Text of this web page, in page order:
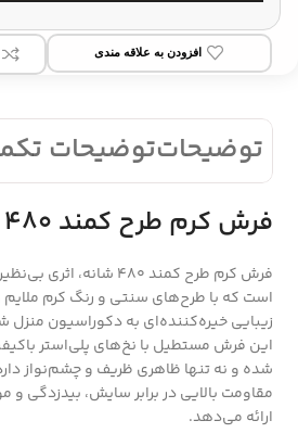
افزودن به علاقه مندی
توضیحاتتوضیحات
فرش کرم طرح کمند 480 شانه
فرش کرم طرح کمند 480 شانه،
است که با طرح‌های سنتی و رنگ کرم ملایم
زیبایی خیره‌کننده‌ای به دکوراسیون
این فرش مستطیل با نخ‌های پلی‌استر
شده و نه‌ تنها ظاهری ظریف و چشم‌نواز
مقاومت بالایی در برابر سایش، بیدزدگی و
ارائه می‌دهد.